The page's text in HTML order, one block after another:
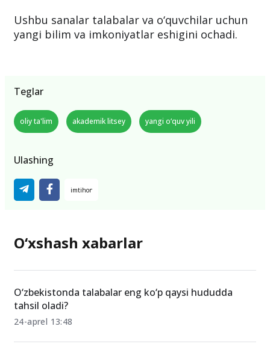
Ushbu sanalar talabalar va o‘quvchilar uchun
yangi bilim va imkoniyatlar eshigini ochadi.
Teglar
oliy ta'lim akademik litsey yangi o‘quv yili
Ulashing
O‘xshash xabarlar
O‘zbekistonda talabalar eng ko‘p qaysi hududda
tahsil oladi?
24-aprel 13:48